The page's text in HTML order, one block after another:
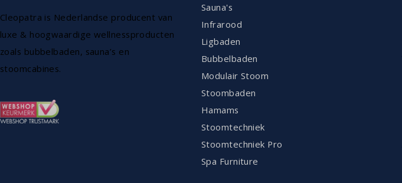
Cleopatra is Nederlandse producent van
luxe & hoogwaardige wellnessproducten
zoals bubbelbaden, sauna’s en
stoomcabines.
Sauna's
Infrarood
Ligbaden
Bubbelbaden
Modulair Stoom
Stoombaden
Hamams
Stoomtechniek
Stoomtechniek Pro
Spa Furniture